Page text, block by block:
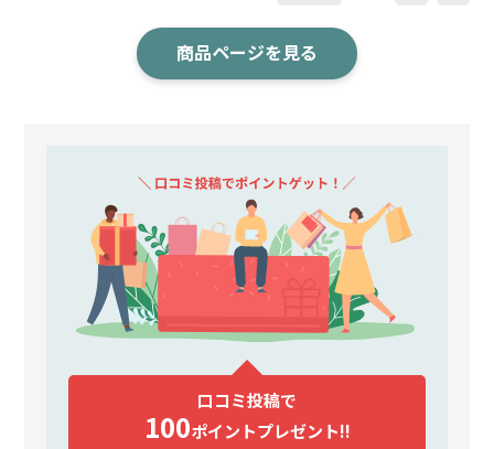
商品ページを見る
口コミ投稿で
100ポイントプレゼント!!